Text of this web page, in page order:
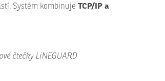
Systém kombinuje TCP/IP a